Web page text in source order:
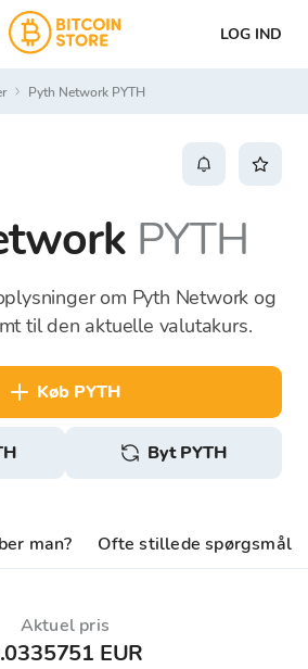
LOG IND
Pyth Network PYTH
PYTH
om Pyth Network og
til den aktuelle valutakurs.
køb PYTH
Byt PYTH
man? Ofte stillede spørgsmål
Aktuel pris
EUR